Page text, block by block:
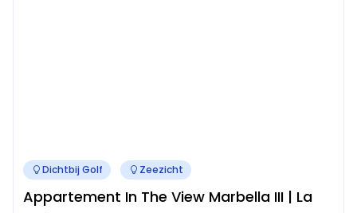
Dichtbij Golf Zeezicht
Appartement In The View Marbella III | La